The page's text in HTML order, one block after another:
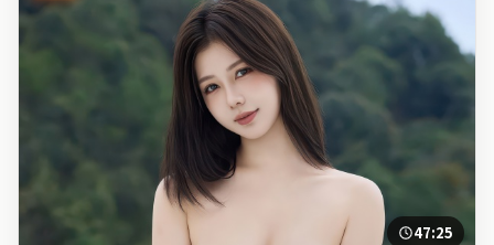
47:25